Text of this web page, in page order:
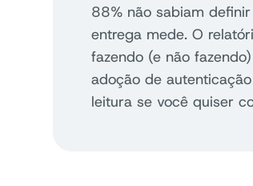
88% não sabiam
entrega mede. O
fazendo (e não
adoção de
leitura se você quiser